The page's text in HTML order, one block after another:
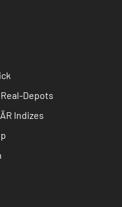
Depots
Indizes